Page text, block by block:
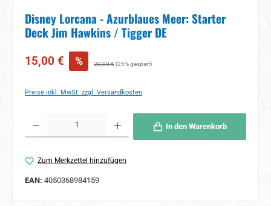
Disney Lorcana - Azurblaues Meer: Starter
Deck Jim Hawkins / Tigger DE
Verkaufspreis:
15,00 € % Regulärer Preis:
20,00 €(25% gespart)
Preise inkl. MwSt. zzgl. Versandkosten
In den Warenkorb
Zum Merkzettel hinzufügen
EAN: 4050368984159